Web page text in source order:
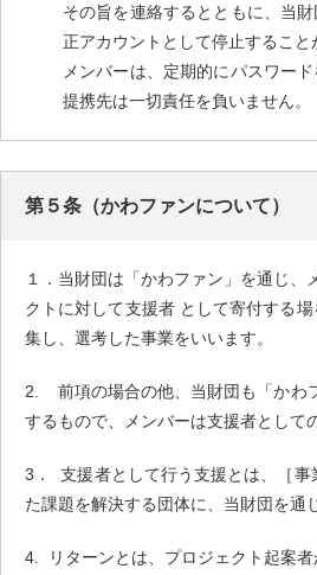
その旨を連絡するとともに、当
正アカウントとして停止すること
メンバーは、定期的にパスワー
提携先は一切責任を負いません。
第５条（かわファンについて）
１．当財団は「かわファン」を通じ
クトに対して支援者 として寄付する
集し、選考した事業をいいます。
2. 前項の場合の他、当財団も「かわ
するもので、メンバーは支援者として
3． 支援者として行う支援とは、［事
た課題を解決する団体に、当財団を
4. リターンとは、プロジェクト起案